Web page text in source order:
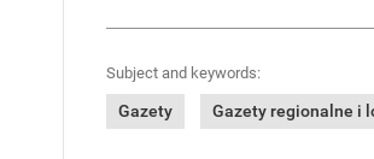
Subject and keywords:
Gazety Gazety regionalne i